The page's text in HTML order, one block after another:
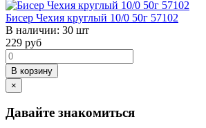
Бисер Чехия круглый 10/0 50г 57102
В наличии: 30 шт
229 руб
В корзину
×
Давайте знакомиться